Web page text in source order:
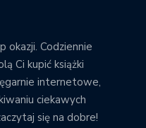
okazji. Codziennie
Ci kupić książki
internetowe,
ciekawych
się na dobre!